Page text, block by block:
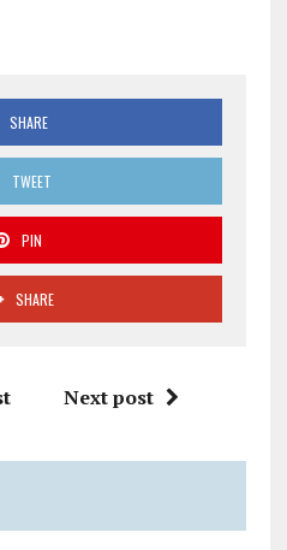
SHARE
TWEET
PIN
SHARE
Next post